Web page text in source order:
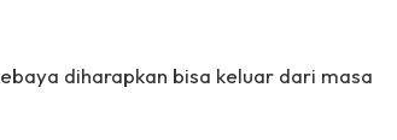
diharapkan bisa keluar dari masa